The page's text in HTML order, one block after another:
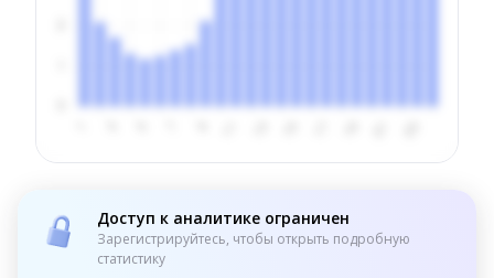
Доступ к аналитике ограничен
Зарегистрируйтесь, чтобы открыть подробную
статистику